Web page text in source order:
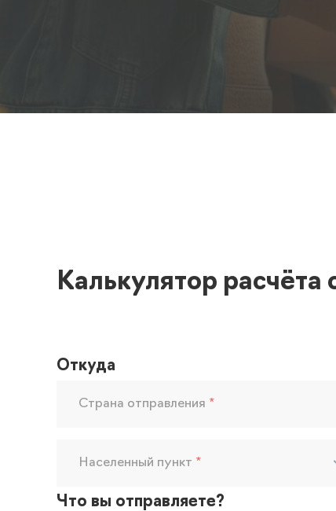
Калькулятор расчёта
Откуда
Страна отправления *
Населенный пункт *
Что вы отправляете?